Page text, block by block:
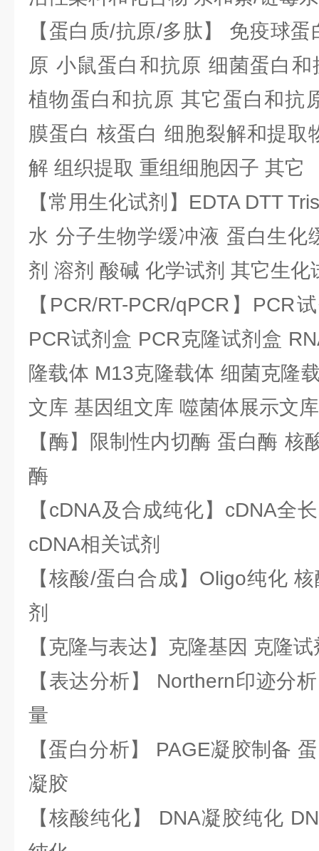
【蛋白质/抗原/多肽】 免疫球
原 小鼠蛋白和抗原 细菌蛋白
植物蛋白和抗原 其它蛋白和抗
膜蛋白 核蛋白 细胞裂解和提取
解 组织提取 重组细胞因子 其它
【常用生化试剂】EDTA DTT
水 分子生物学缓冲液 蛋白生化
剂 溶剂 酸碱 化学试剂 其它生化
【PCR/RT-PCR/qPCR】PCR
PCR试剂盒 PCR克隆试剂盒
隆载体 M13克隆载体 细菌克隆
文库 基因组文库 噬菌体展示文库
【酶】限制性内切酶 蛋白酶 核
酶
【cDNA及合成纯化】cDNA全
cDNA相关试剂
【核酸/蛋白合成】Oligo纯化
剂
【克隆与表达】克隆基因 克隆
【表达分析】 Northern印迹分
量
【蛋白分析】 PAGE凝胶制备
凝胶
【核酸纯化】 DNA凝胶纯化